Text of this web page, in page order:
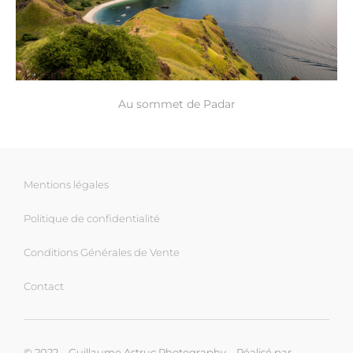
Au sommet de Padar
Mentions légales
Politique de confidentialité
Conditions Générales de Vente
Contact